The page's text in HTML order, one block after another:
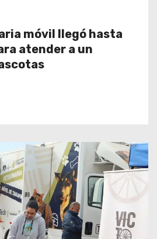
móvil llegó hasta
atender a un